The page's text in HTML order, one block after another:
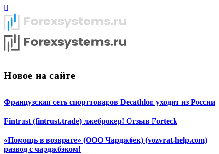
Новое на сайте
Французская сеть спорттоваров Decathlon уходит из России
Fintrust (fintrust.trade) лжеброкер! Отзыв Forteck
«Помощь в возврате» (ООО Чарджбек) (vozvrat-help.com)
развод с чарджбэком!